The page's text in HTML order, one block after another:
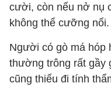
cười, còn nếu nở nụ
không thể cưỡng nổi.
Người có gò má hóp
thường trông rất gầy
cũng thiếu đi tính